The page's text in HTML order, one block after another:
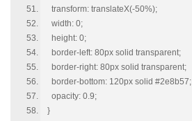
transform: translateX(-50%);
width: 0;
height: 0;
border-left: 80px solid transparent;
border-right: 80px solid transparent;
border-bottom: 120px solid #2e8b57;
opacity: 0.9;
}